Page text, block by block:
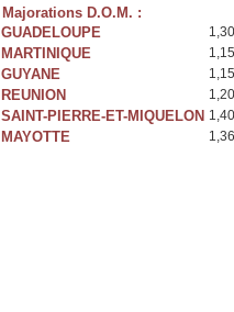
Majorations D.O.M. :
GUADELOUPE
MARTINIQUE
GUYANE
REUNION
SAINT-PIERRE-ET-MIQUELON
MAYOTTE